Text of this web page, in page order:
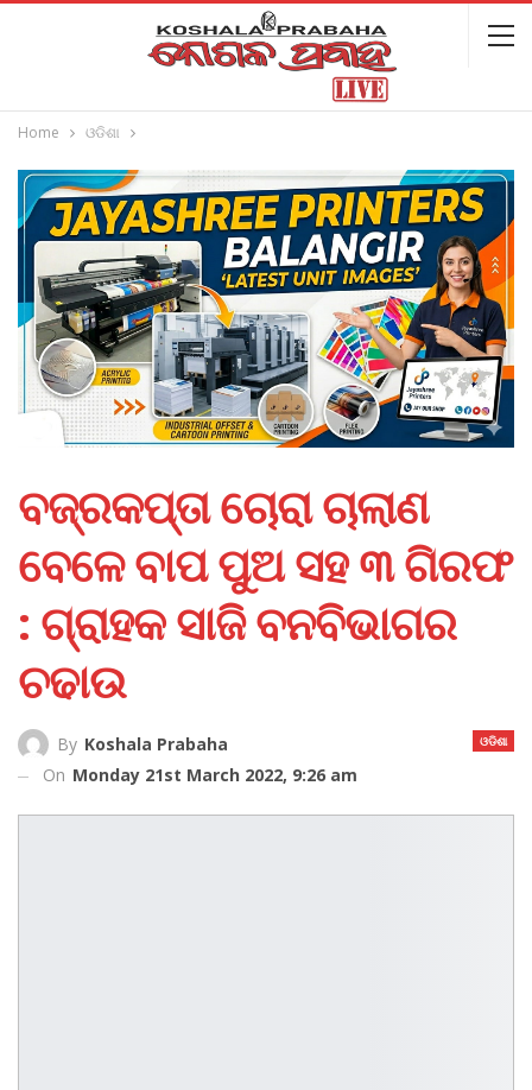
Home ଓଡିଶା
ବଜ୍ରକପ୍ତା ଚୋରା ଚାଲାଣ
ବେଳେ ବାପ ପୁଅ ସହ ୩ ଗିରଫ
: ଗ୍ରାହକ ସାଜି ବନବିଭାଗର
ଚଢାଉ
ଓଡିଶା
By Koshala Prabaha
On Monday 21st March 2022, 9:26 am